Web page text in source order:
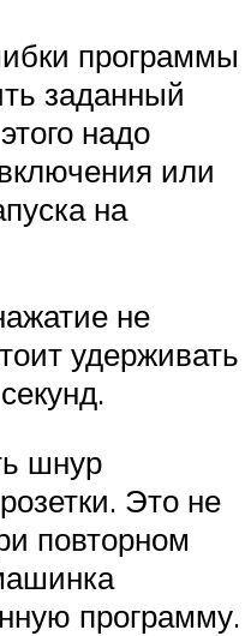
программы
заданный
надо
или
на
не
удерживать
шнур
Это не
повторном
программу.